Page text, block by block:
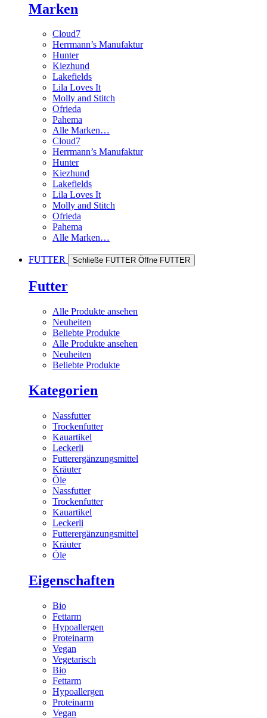
Marken
Cloud7
Herrmann’s Manufaktur
Hunter
Kiezhund
Lakefields
Lila Loves It
Molly and Stitch
Ofrieda
Pahema
Alle Marken…
Cloud7
Herrmann’s Manufaktur
Hunter
Kiezhund
Lakefields
Lila Loves It
Molly and Stitch
Ofrieda
Pahema
Alle Marken…
FUTTER Schließe FUTTER Öffne FUTTER
Futter
Alle Produkte ansehen
Neuheiten
Beliebte Produkte
Alle Produkte ansehen
Neuheiten
Beliebte Produkte
Kategorien
Nassfutter
Trockenfutter
Kauartikel
Leckerli
Futterergänzungsmittel
Kräuter
Öle
Nassfutter
Trockenfutter
Kauartikel
Leckerli
Futterergänzungsmittel
Kräuter
Öle
Eigenschaften
Bio
Fettarm
Hypoallergen
Proteinarm
Vegan
Vegetarisch
Bio
Fettarm
Hypoallergen
Proteinarm
Vegan